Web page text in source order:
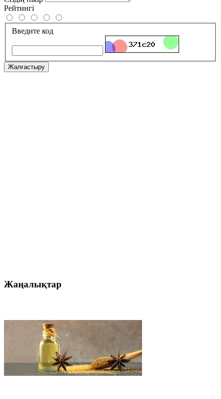
Рейтингі
Введите код
Жалғастыру
Жаңалықтар